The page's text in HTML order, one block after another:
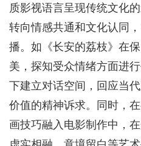
质影视语言呈现传统文化
转向情感共通和文化认同
播。如《长安的荔枝》在
美，探知受众情绪方面进
下建立对话空间，回应当
价值的精神诉求。同时，
画技巧融入电影制作中，